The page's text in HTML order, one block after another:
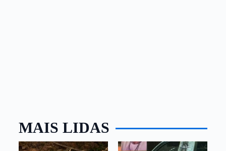
MAIS LIDAS